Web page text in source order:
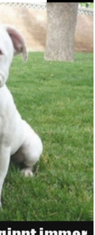
(für Ste...
Anzeige
Von...